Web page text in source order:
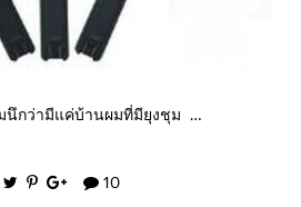
นึกว่ามีแค่บ้านผมที่มียุงชุม …
10